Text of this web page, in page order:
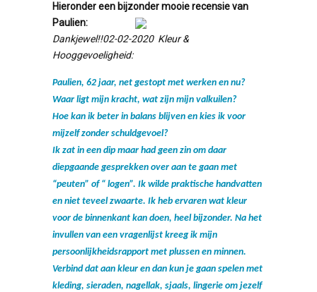
Hieronder een bijzonder mooie recensie van
Paulien:
Dankjewel!!02-02-2020 Kleur &
Hooggevoeligheid:
Paulien, 62 jaar, net gestopt met werken en nu?
Waar ligt mijn kracht, wat zijn mijn valkuilen?
Hoe kan ik beter in balans blijven en kies ik voor
mijzelf zonder schuldgevoel?
Ik zat in een dip maar had geen zin om daar
diepgaande gesprekken over aan te gaan met
“peuten” of “ logen”. Ik wilde praktische handvatten
en niet teveel zwaarte. Ik heb ervaren wat kleur
voor de binnenkant kan doen, heel bijzonder. Na het
invullen van een vragenlijst kreeg ik mijn
persoonlijkheidsrapport met plussen en minnen.
Verbind dat aan kleur en dan kun je gaan spelen met
kleding, sieraden, nagellak, sjaals, lingerie om jezelf